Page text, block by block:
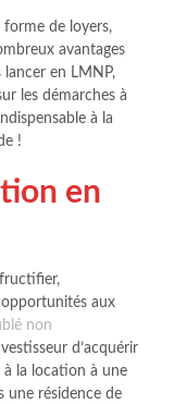
forme de loyers,
avantages
lancer en LMNP,
les démarches à
à la
!
en
opportunités aux
non
d’acquérir
la location à une
une résidence de